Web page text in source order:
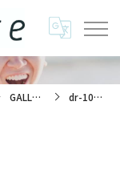
GALLERY dr-10-ml